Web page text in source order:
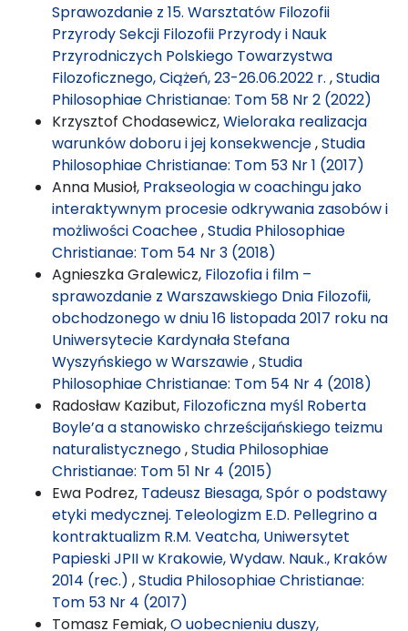
Sprawozdanie z 15. Warsztatów Filozofii
Przyrody Sekcji Filozofii Przyrody i Nauk
Przyrodniczych Polskiego Towarzystwa
Filozoficznego, Ciążeń, 23-26.06.2022 r. ,Studia
Philosophiae Christianae: Tom 58 Nr 2 (2022)
Krzysztof Chodasewicz,Wieloraka realizacja
warunków doboru i jej konsekwencje,Studia
Philosophiae Christianae: Tom 53 Nr 1 (2017)
Anna Musioł, Prakseologia w coachingu jako
interaktywnym procesie odkrywania zasobów i
możliwości Coachee,Studia Philosophiae
Christianae: Tom 54 Nr 3 (2018)
Agnieszka Gralewicz, Filozofia i film –
sprawozdanie z Warszawskiego Dnia Filozofii,
obchodzonego w dniu 16 listopada 2017 roku na
Uniwersytecie Kardynała Stefana
Wyszyńskiego w Warszawie,Studia
Philosophiae Christianae: Tom 54 Nr 4 (2018)
Radosław Kazibut, Filozoficzna myśl Roberta
Boyle’a a stanowisko chrześcijańskiego teizmu
naturalistycznego,Studia Philosophiae
Christianae: Tom 51 Nr 4 (2015)
Ewa Podrez, Tadeusz Biesaga, Spór o podstawy
etyki medycznej. Teleologizm E.D. Pellegrino a
kontraktualizm R.M. Veatcha, Uniwersytet
Papieski JPII w Krakowie, Wydaw. Nauk., Kraków
2014 (rec.) ,Studia Philosophiae Christianae:
Tom 53 Nr 4 (2017)
Tomasz Femiak,O uobecnieniu duszy,